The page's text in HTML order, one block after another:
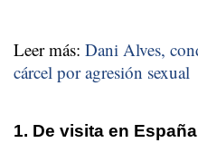
Leer más: Dani Alves,
cárcel por agresión sexual
1. De visita en España